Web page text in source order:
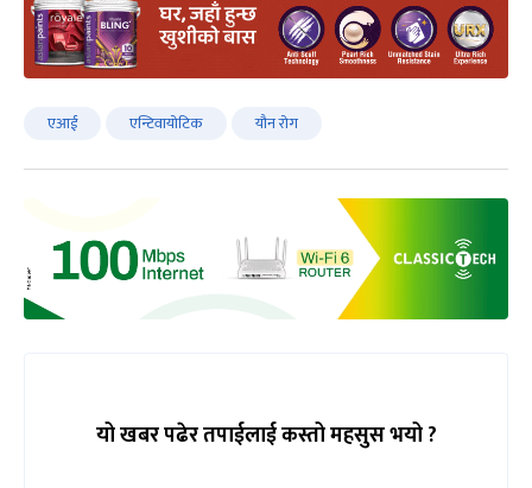
एआई एन्टिवायोटिक यौन रोग
यो खबर पढेर तपाईलाई कस्तो महसुस भयो ?